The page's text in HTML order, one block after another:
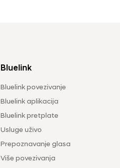
Bluelink
Bluelink povezivanje
Bluelink aplikacija
Bluelink pretplate
Usluge uživo
Prepoznavanje glasa
Više povezivanja